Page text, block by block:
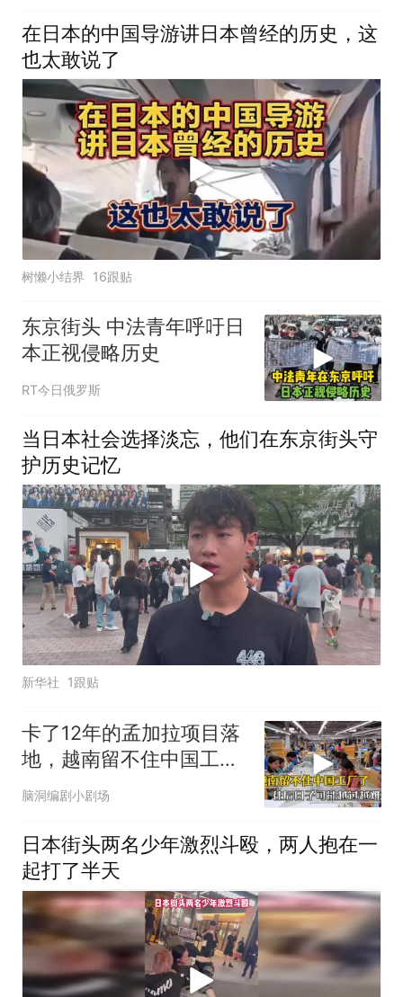
在日本的中国导游讲日本曾经的历史，这
也太敢说了
树懒小结界 16跟贴
东京街头 中法青年呼吁日
本正视侵略历史
RT今日俄罗斯
当日本社会选择淡忘，他们在东京街头守
护历史记忆
新华社 1跟贴
卡了12年的孟加拉项目落
地，越南留不住中国工
厂，今年越过越难
脑洞编剧小剧场
日本街头两名少年激烈斗殴，两人抱在一
起打了半天